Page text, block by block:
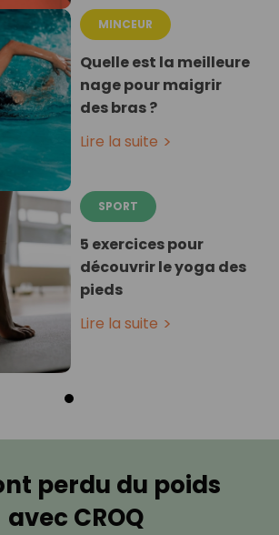
MINCEUR
Quelle est la meilleure
nage pour maigrir
des bras ?
Lire la suite
SPORT
5 exercices pour
découvrir le yoga des
pieds
Lire la suite
perdu du poids
avec CROQ